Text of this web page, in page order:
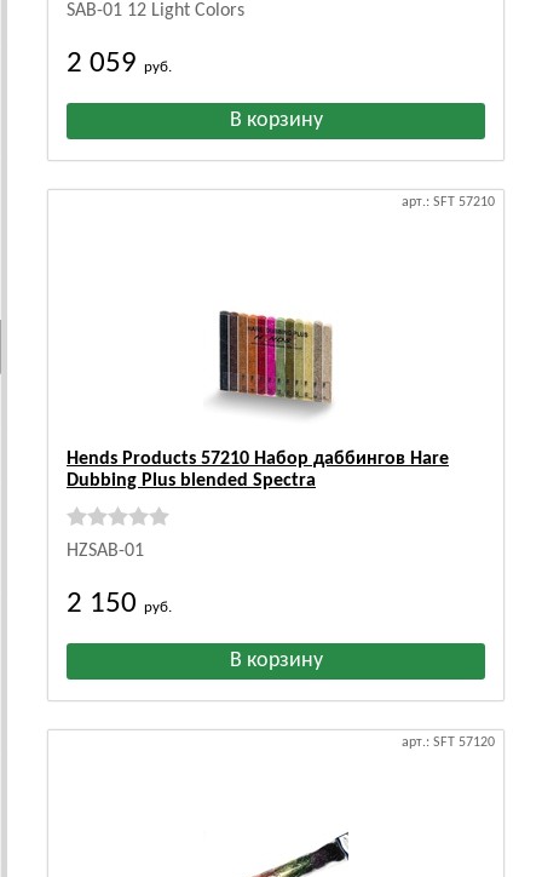
SAB-01 12 Light Colors
2 059 руб.
арт.: SFT 57210
Hends Products 57210 Набор даббингов Hare
Dubbing Plus blended Spectra
HZSAB-01
2 150 руб.
арт.: SFT 57120